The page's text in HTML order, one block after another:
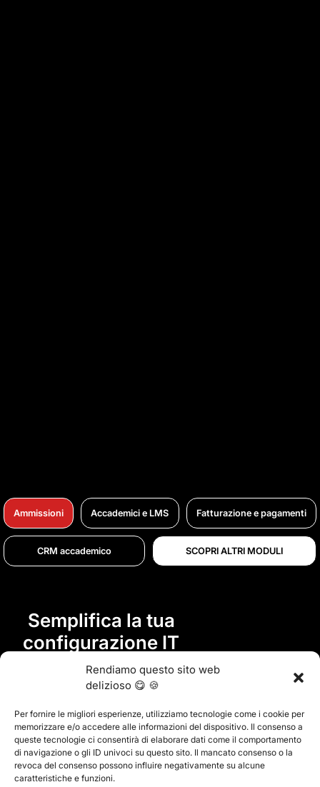
Rendiamo questo sito web
delizioso 😋 🍪
Per fornire le migliori esperienze, utilizziamo tecnologie come i cookie per
memorizzare e/o accedere alle informazioni del dispositivo. Il consenso a
queste tecnologie ci consentirà di elaborare dati come il comportamento
di navigazione o gli ID univoci su questo sito. Il mancato consenso o la
revoca del consenso possono influire negativamente su alcune
caratteristiche e funzioni.
Ammissioni Accademici e LMS Fatturazione e pagamenti
CRM accademico SCOPRI ALTRI MODULI
Semplifica la tua
configurazione IT
con Classter.
una piattaforma unificata che combina cinque strumenti
diversi in un'unica esperienza senza soluzione di
continuità.